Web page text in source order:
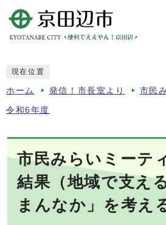
現在位置
ホーム 発信！市長室より 市民
令和6年度
市民みらいミーテ
結果（地域で支え
まんなか」を考え